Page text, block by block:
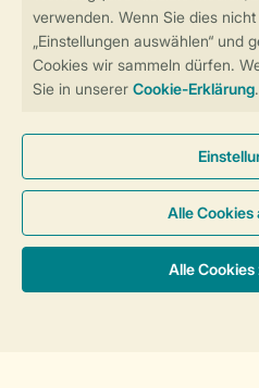
Weitere
Sichere Datenübertragung
Sicheres Bezahlen